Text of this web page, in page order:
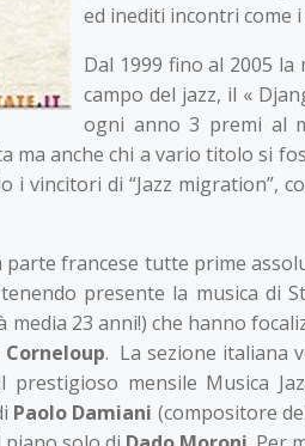
ed inediti incontri come
Dal 1999 fino al 2005
campo del jazz, il «
ogni anno 3 premi al
ma anche chi a vario titolo si
i vincitori di “Jazz migration”,
francese tutte prime
presente la musica di
media 23 anni!) che hanno
Corneloup. La sezione italiana
mensile Musica
Paolo Damiani (compositore